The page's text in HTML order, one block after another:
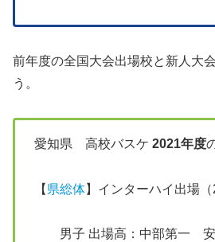
前年度の全国大会出場校と新人大
う。
愛知県 高校バスケ 2021年度
【 県総体】インターハイ出場（
男子 出場高：中部第一 安